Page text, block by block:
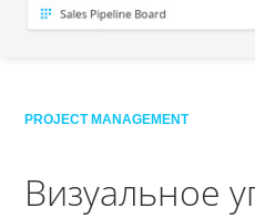
PROJECT MANAGEMENT
Визуальное